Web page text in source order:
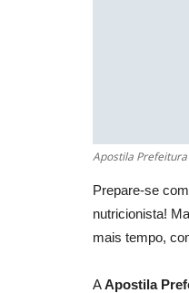
Apostila
Prepare-se
nutricionista!
mais tempo,
AApostila